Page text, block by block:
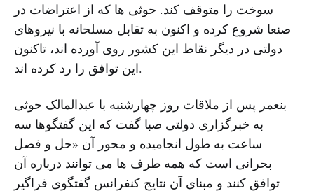
سوخت را متوقف کند. حوثی ها که از اعتراضات در
صنعا شروع کرده و اکنون به تقابل مسلحانه با نیروهای
دولتی در دیگر نقاط این کشور روی آورده اند، تاکنون
این توافق را رد کرده اند.
بنعمر پس از ملاقات روز چهارشنبه با عبدالمالک حوثی
به خبرگزاری دولتی صبا گفت که این گفتگوها سه
ساعت به طول انجامیده و محور آن «حل و فصل
بحرانی است که همه طرف ها می توانند درباره آن
توافق کنند و مبنای آن نتایج کنفرانس گفتگوی فراگیر